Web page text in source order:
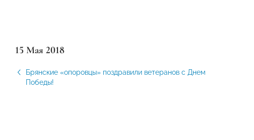
15 Мая 2018
Брянские «опоровцы» поздравили ветеранов с Днем
Победы!